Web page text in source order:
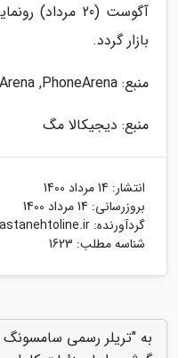
آگوست (20
بازار گردد.
منبع: GSMArena ,PhoneArena
منبع: دیجیکالا مگ
انتشار: 14 مرداد 1400
بروزرسانی: 14 مرداد 1400
گردآورنده:
شناسه مطلب: 1623